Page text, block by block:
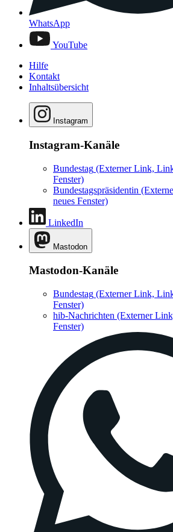
WhatsApp
YouTube
Hilfe
Kontakt
Inhaltsübersicht
Instagram
Instagram-Kanäle
Bundestag (Externer Link,
Fenster)
Bundestagspräsidentin
neues Fenster)
LinkedIn
Mastodon
Mastodon-Kanäle
Bundestag (Externer Link,
Fenster)
hib-Nachrichten (Externer
Fenster)